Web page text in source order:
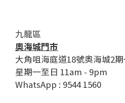
九龍區
奧海城門市
大角咀海庭道18號奧海城2
星期一至日 11am - 9pm
WhatsApp : 9544 1560